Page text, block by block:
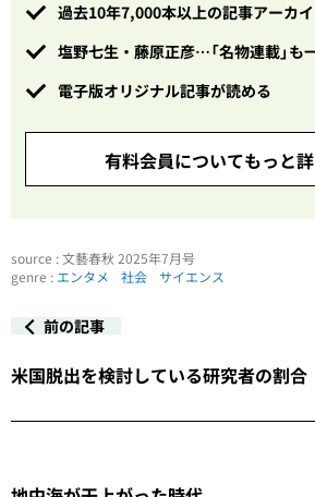
過去10年7,000本以上の記事アーカ
塩野七生・藤原正彦…「名物連載」も
電子版オリジナル記事が読める
有料会員についてもっと
source : 文藝春秋 2025年7月号
genre : エンタメ 社会 サイエンス
前の記事
米国脱出を検討している研究者の割合